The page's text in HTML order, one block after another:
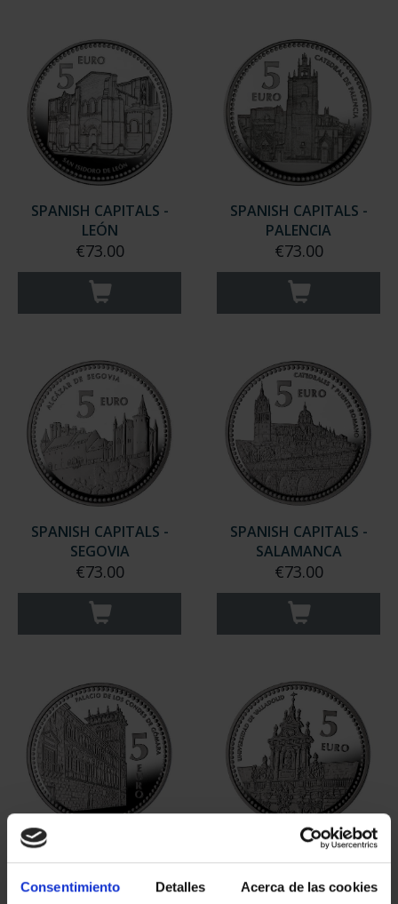
Consentimiento Detalles Acerca de las cookies
SPANISH CAPITALS -
LEÓN
€73.00
SPANISH CAPITALS -
PALENCIA
€73.00
SPANISH CAPITALS -
SEGOVIA
€73.00
SPANISH CAPITALS -
SALAMANCA
€73.00
SPANISH CAPITALS -
€73.00
SPANISH CAPITALS -
€73.00